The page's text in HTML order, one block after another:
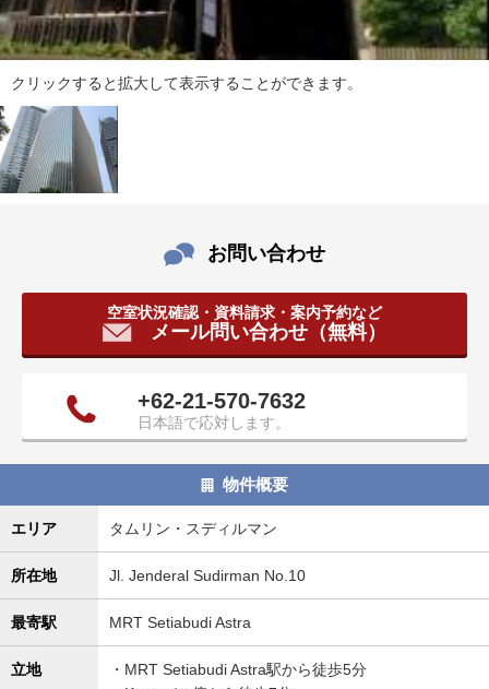
タ
情
移
動
し
ま
クリックすると拡大して表示することができます。
お問い合わせ
空室状況確認・資料請求・案内予約など
メール問い合わせ（無料）
+62-21-570-7632
日本語で応対します。
物件概要
エリア タムリン・スディルマン
所在地 Jl. Jenderal Sudirman No.10
最寄駅 MRT Setiabudi Astra
立地
・MRT Setiabudi Astra駅から徒歩5分